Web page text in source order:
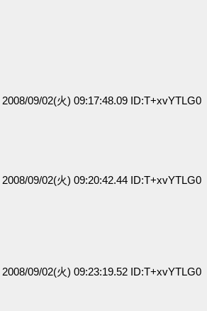
09/02(火) 09:17:48.09 ID:T+xvYTLG0
09/02(火) 09:20:42.44 ID:T+xvYTLG0
09/02(火) 09:23:19.52 ID:T+xvYTLG0